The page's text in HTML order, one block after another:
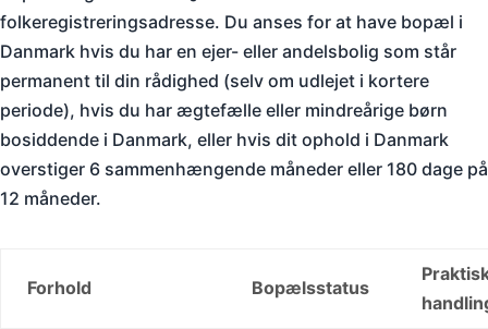
folkeregistreringsadresse. Du anses for at have bopæl i
Danmark hvis du har en ejer- eller andelsbolig som står
permanent til din rådighed (selv om udlejet i kortere
periode), hvis du har ægtefælle eller mindreårige børn
bosiddende i Danmark, eller hvis dit ophold i Danmark
overstiger 6 sammenhængende måneder eller 180 dage på
12 måneder.
Forhold Bopælsstatus